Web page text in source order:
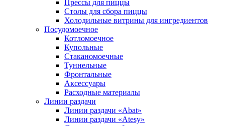
Прессы для пиццы
Столы для сбора пиццы
Холодильные витрины для ингредиентов
Посудомоечное
Котломоечное
Купольные
Стаканомоечные
Туннельные
Фронтальные
Аксессуары
Расходные материалы
Линии раздачи
Линии раздачи «Abat»
Линии раздачи «Atesy»